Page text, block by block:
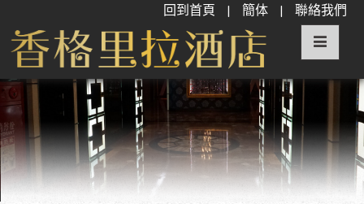
回到首頁 | 簡体 | 聯絡我們